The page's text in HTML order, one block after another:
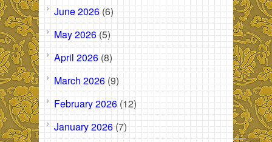
June 2026 (6)
May 2026 (5)
April 2026 (8)
March 2026 (9)
February 2026 (12)
January 2026 (7)